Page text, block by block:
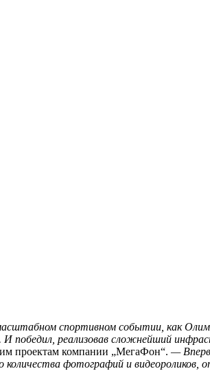
спортивном событии, как
И победил, реализовав сложнейший
проектам компании „МегаФон“. —
фотографий и